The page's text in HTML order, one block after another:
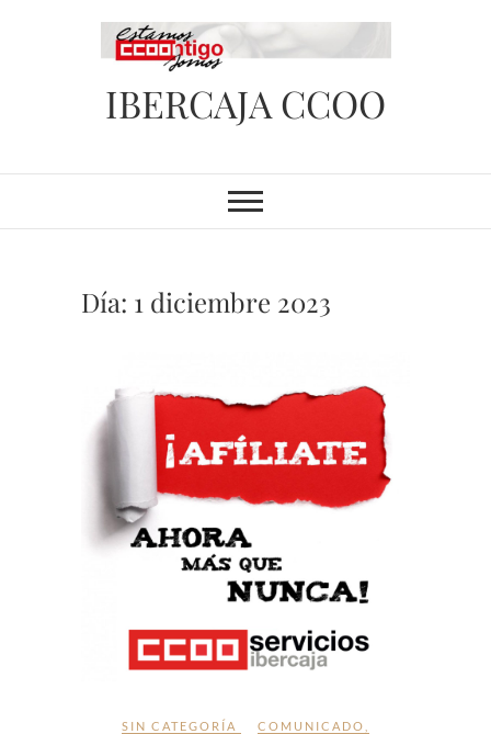
IBERCAJA CCOO
Día: 1 diciembre 2023
SIN CATEGORÍA COMUNICADO